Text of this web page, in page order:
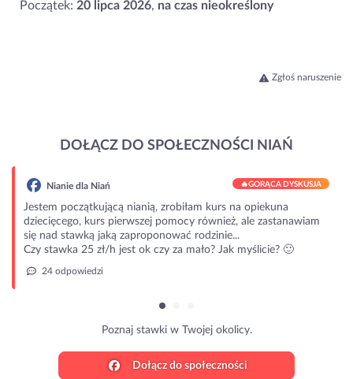
Początek: 20 lipca 2026, na czas nieokreślony
Zgłoś naruszenie
DOŁĄCZ DO SPOŁECZNOŚCI NIAŃ
Nianie dla Niań 🔥GORĄCA DYSKUSJA
Jestem początkującą nianią, zrobiłam kurs na opiekuna
dziecięcego, kurs pierwszej pomocy również, ale zastanawiam
się nad stawką jaką zaproponować rodzinie...
Czy stawka 25 zł/h jest ok czy za mało? Jak myślicie? 🙂
24 odpowiedzi
Poznaj stawki w Twojej okolicy.
Dołącz do społeczności